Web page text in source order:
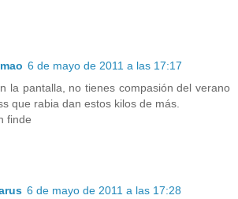
6 de mayo de 2011 a las 17:17
la pantalla, no tienes compasión del verano
que rabia dan estos kilos de más.
finde
6 de mayo de 2011 a las 17:28